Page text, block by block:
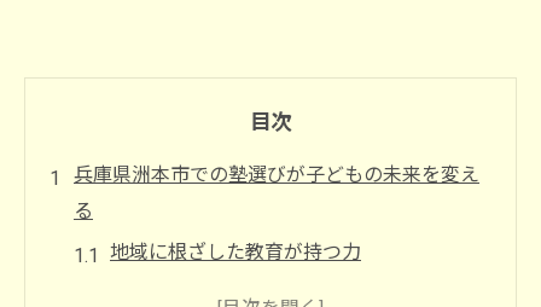
目次
兵庫県洲本市での塾選びが子どもの未来を変え
る
地域に根ざした教育が持つ力
個別指導で未来への扉を開く